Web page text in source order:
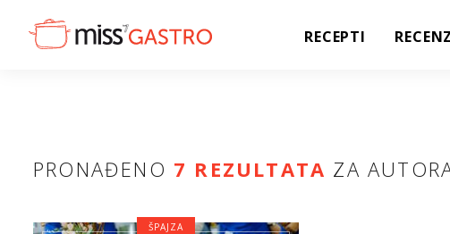
RECEPTI
PRONAĐENO 7 REZULTATA ZA
ŠPAJZA